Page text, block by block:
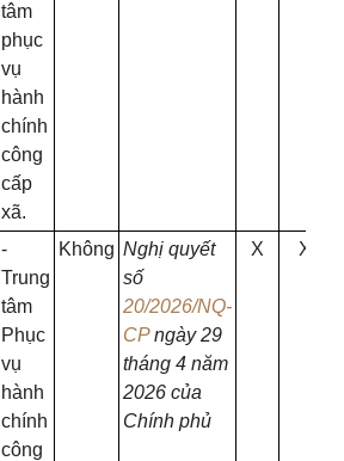
tâm
phục
vụ
hành
chính
công
cấp
xã.
-
Trung
tâm
Phục
vụ
hành
chính
công
Không Nghị quyết
số
20/2026/NQ-
CPngày 29
tháng 4 năm
2026 của
Chính phủ
X X